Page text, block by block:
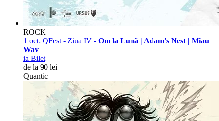
ROCK
1 oct: QFest - Ziua IV - Om la Lună | Adam's Nest | Miau
Wav
ia Bilet
de la 90 lei
Quantic